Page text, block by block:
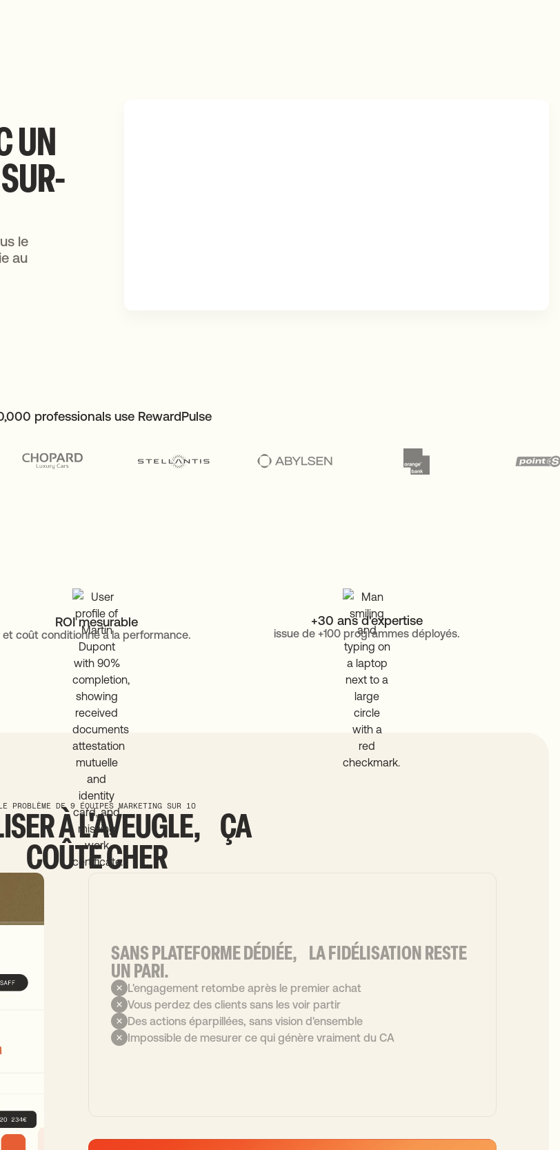
UN
le
au
professionals use RewardPulse
ROI mesurable
et coût conditionné à la performance.
+30 ans d'expertise
issue de +100 programmes déployés.
PROBLÈME DE 9 ÉQUIPES MARKETING SUR 10
ÀL'AVEUGLE, ÇA
COÛTECHER
SANS PLATEFORME DÉDIÉE, LA FIDÉLISATION RESTE
UN PARI.
L'engagement retombe après le premier achat
Vous perdez des clients sans les voir partir
Des actions éparpillées, sans vision d'ensemble
Impossible de mesurer ce qui génère vraiment du CA